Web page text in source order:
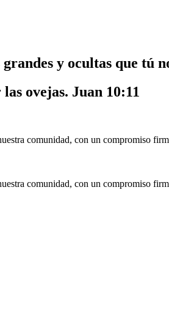
y ocultas que tú
ovejas. Juan 10:11
comunidad, con un compromiso
comunidad, con un compromiso